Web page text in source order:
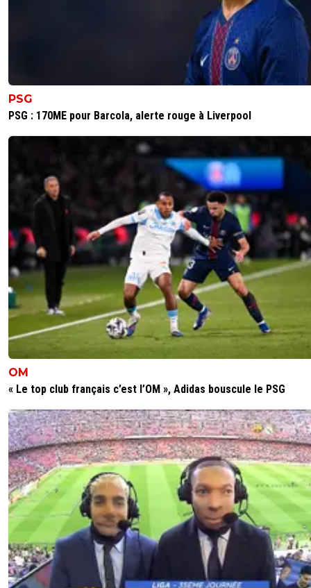
PSG
PSG : 170ME pour Barcola, alerte rouge à Liverpool
OM
« Le top club français c’est l’OM », Adidas bouscule le PSG